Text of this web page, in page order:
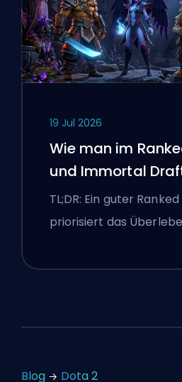
19 Jul 2026
Wie man im
und Immortal
TL;DR: Ein guter
priorisiert das
Blog Dota 2